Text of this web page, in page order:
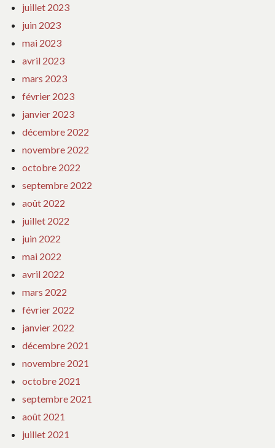
juillet 2023
juin 2023
mai 2023
avril 2023
mars 2023
février 2023
janvier 2023
décembre 2022
novembre 2022
octobre 2022
septembre 2022
août 2022
juillet 2022
juin 2022
mai 2022
avril 2022
mars 2022
février 2022
janvier 2022
décembre 2021
novembre 2021
octobre 2021
septembre 2021
août 2021
juillet 2021